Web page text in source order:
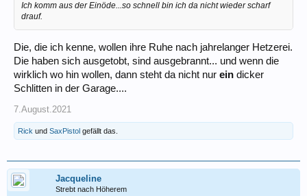
Ich komm aus der Einöde...so schnell bin ich da nicht wieder scharf
drauf.
Die, die ich kenne, wollen ihre Ruhe nach jahrelanger Hetzerei.
Die haben sich ausgetobt, sind ausgebrannt... und wenn die
wirklich wo hin wollen, dann steht da nicht nur ein dicker
Schlitten in der Garage....
7.August.2021
Rick und SaxPistol gefällt das.
Jacqueline
Strebt nach Höherem